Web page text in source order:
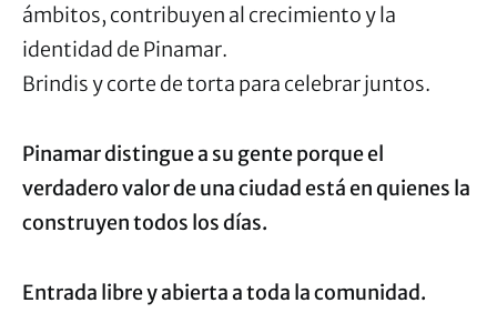
ámbitos, contribuyen al crecimiento y la
identidad de Pinamar.
Brindis y corte de torta para celebrar juntos.
Pinamar distingue a su gente porque el
verdadero valor de una ciudad está en quienes la
construyen todos los días.
Entrada libre y abierta a toda la comunidad.